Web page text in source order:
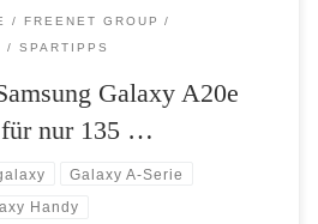
FREENET GROUP
SPARTIPPS
Galaxy A20e
für nur 135 …
Galaxy A-Serie
Handy